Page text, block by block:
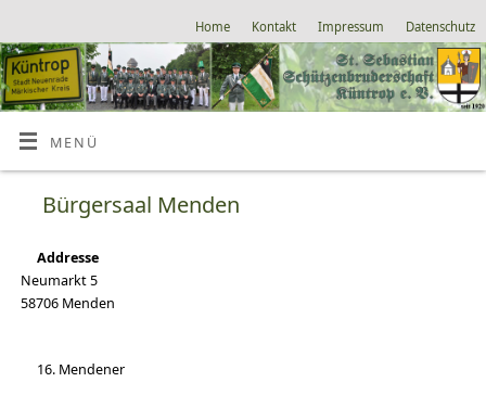
Home Kontakt Impressum Datenschutz
MENÜ
Bürgersaal Menden
Addresse
Neumarkt 5
58706 Menden
16. Mendener